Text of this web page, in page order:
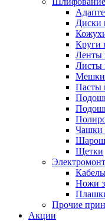
Диски
Круги
Ленты
Листы
Пасты
Чашки
Щетки
Ножи
Прочие
Акции